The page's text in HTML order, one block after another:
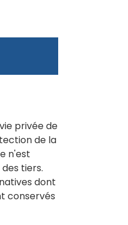
privée de
de la
n'est
tiers.
dont
conservés